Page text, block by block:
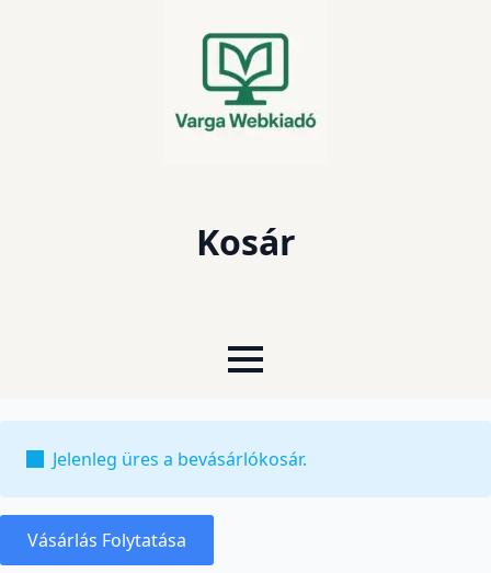
Kosár
Jelenleg üres a bevásárlókosár.
Vásárlás Folytatása